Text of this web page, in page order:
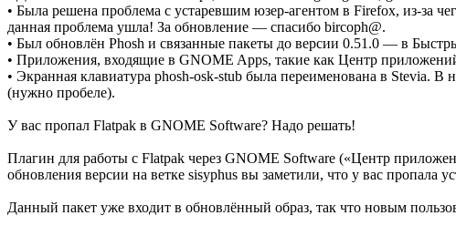
• Была решена проблема с устаревшим юзер-агентом в Firefox, из-за
данная проблема ушла! За обновление — спасибо bircoph@.
• Был обновлён Phosh и связанные пакеты до версии 0.51.0 — в
• Приложения, входящие в GNOME Apps, такие как Центр
• Экранная клавиатура phosh-osk-stub была переименована в Stevia. В
(нужно пробеле).
У вас пропал Flatpak в GNOME Software? Надо решать!
Плагин для работы с Flatpak через GNOME Software («Центр
обновления версии на ветке sisyphus вы заметили, что у вас
Данный пакет уже входит в обновлённый образ, так что новым